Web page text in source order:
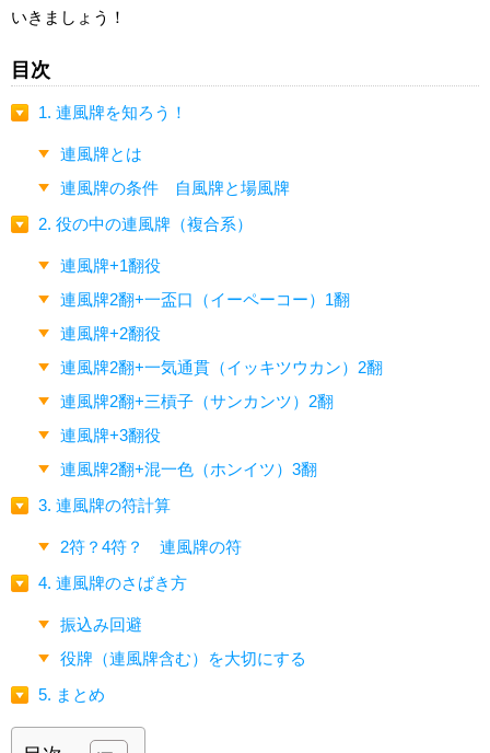
いきましょう！
目次
1. 連風牌を知ろう！
連風牌とは
連風牌の条件 自風牌と場風牌
2. 役の中の連風牌（複合系）
連風牌+1翻役
連風牌2翻+一盃口（イーペーコー）1翻
連風牌+2翻役
連風牌2翻+一気通貫（イッキツウカン）2翻
連風牌2翻+三槓子（サンカンツ）2翻
連風牌+3翻役
連風牌2翻+混一色（ホンイツ）3翻
3. 連風牌の符計算
2符？4符？ 連風牌の符
4. 連風牌のさばき方
振込み回避
役牌（連風牌含む）を大切にする
5. まとめ